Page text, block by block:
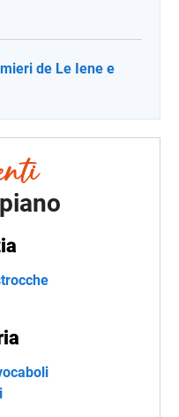
de Le Iene e